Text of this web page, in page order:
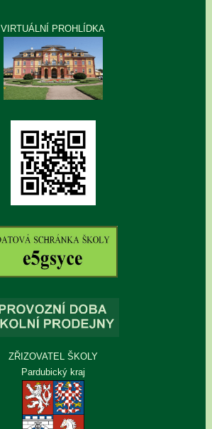
VIRTUÁLNÍ PROHLÍDKA
ZŘIZOVATEL ŠKOLY
Pardubický kraj